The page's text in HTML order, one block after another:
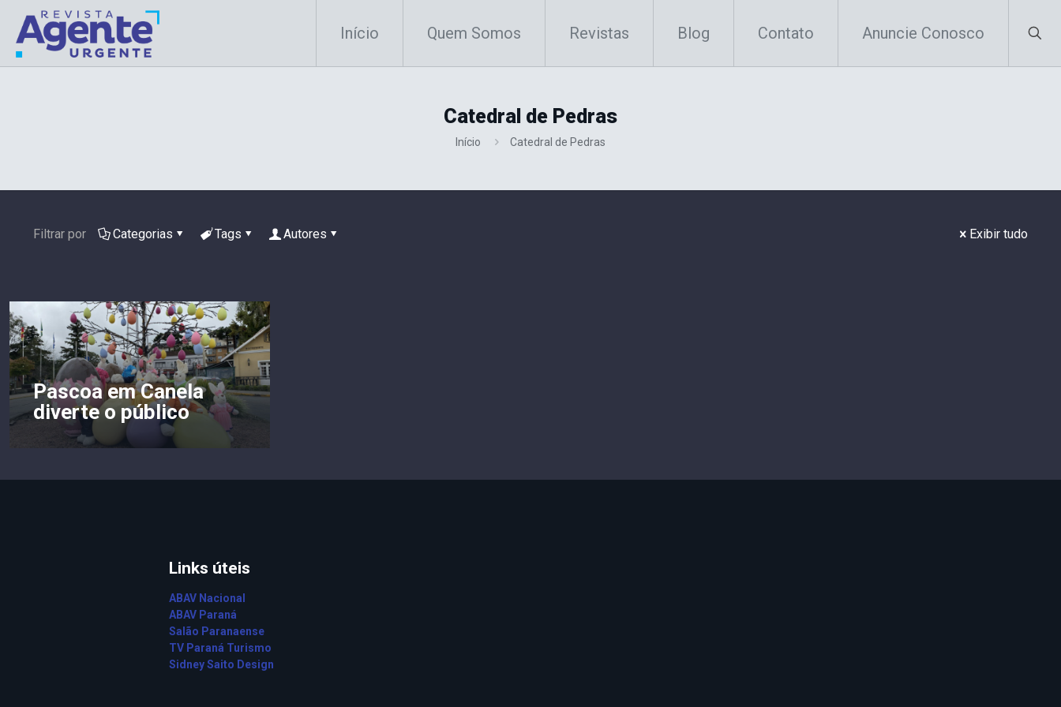
Início Quem Somos Revistas Blog Contato Anuncie Conosco
Catedral de Pedras
Início Catedral de Pedras
Filtrar por Categorias Tags Autores Exibir tudo
Pascoa em Canela
diverte o público
Links úteis
ABAV Nacional
ABAV Paraná
Salão Paranaense
TV Paraná Turismo
Sidney Saito Design